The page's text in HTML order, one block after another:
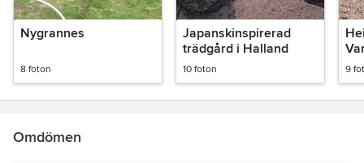
Nygrannes
8 foton
Japanskinspirerad
trädgård i Halland
10 foton 9
Omdömen